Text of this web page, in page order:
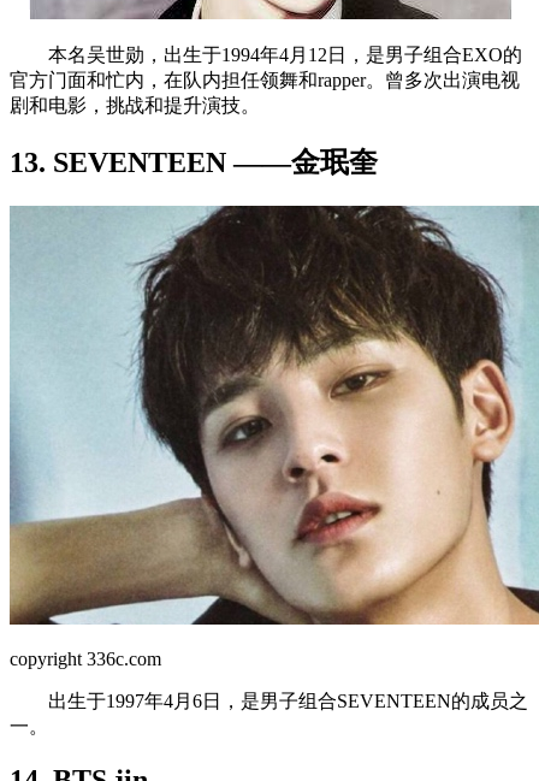
本名吴世勋，出生于1994年4月12日，是男子组合EXO的
官方门面和忙内，在队内担任领舞和rapper。曾多次出演电视
剧和电影，挑战和提升演技。
13. SEVENTEEN ——金珉奎
copyright 336c.com
出生于1997年4月6日，是男子组合SEVENTEEN的成员之
一。